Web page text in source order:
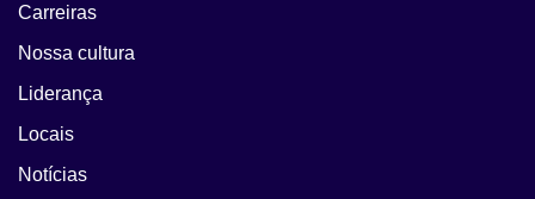
Carreiras
Nossa cultura
Liderança
Locais
Notícias